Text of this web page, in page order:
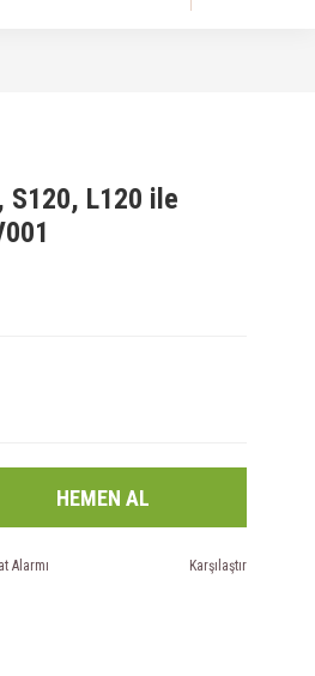
S120, L120 ile
HEMEN AL
Alarmı Karşılaştır